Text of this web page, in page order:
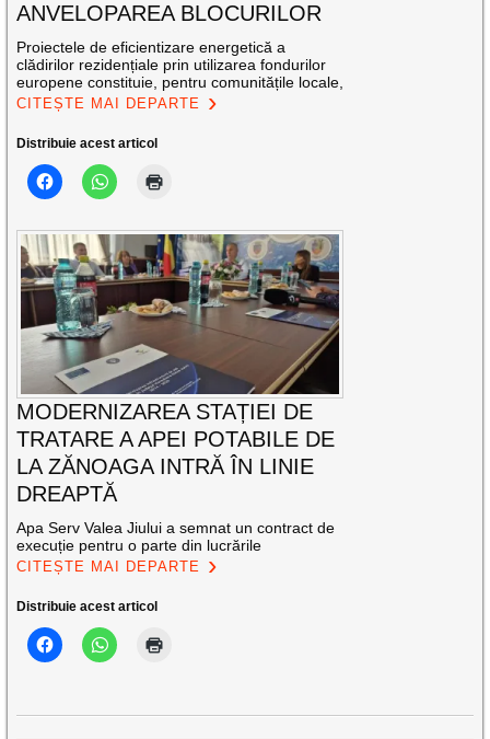
ANVELOPAREA BLOCURILOR
Proiectele de eficientizare energetică a
clădirilor rezidențiale prin utilizarea fondurilor
europene constituie, pentru comunitățile locale,
CITEȘTE MAI DEPARTE
Distribuie acest articol
MODERNIZAREA STAȚIEI DE
TRATARE A APEI POTABILE DE
LA ZĂNOAGA INTRĂ ÎN LINIE
DREAPTĂ
Apa Serv Valea Jiului a semnat un contract de
execuție pentru o parte din lucrările
CITEȘTE MAI DEPARTE
Distribuie acest articol